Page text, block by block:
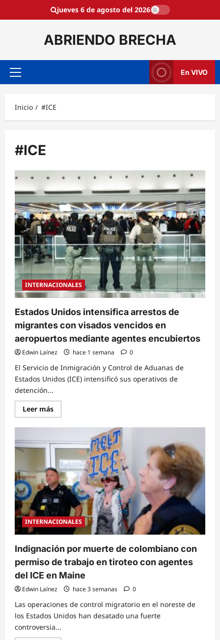
jueves 6 de agosto del 2026
ABRIENDO BRECHA
Menú
En VIVO
Inicio #ICE
#ICE
INTERNACIONALES
Estados Unidos intensifica arrestos de
migrantes con visados vencidos en
aeropuertos mediante agentes encubiertos
Edwin Laínez hace 1 semana 0
El Servicio de Inmigración y Control de Aduanas de
Estados Unidos (ICE) intensificó sus operativos de
detención...
Leer másRead
more
Estados
intensifica
arrestos
de
migrantes
con
visados
vencidos
en
aeropuertos
mediante
agentes
encubiertos
INTERNACIONALES
Indignación por muerte de colombiano con
permiso de trabajo en tiroteo con agentes
del ICE en Maine
Edwin Laínez hace 3 semanas 0
Las operaciones de control migratorio en el noreste de
los Estados Unidos han desatado una fuerte
controversia...